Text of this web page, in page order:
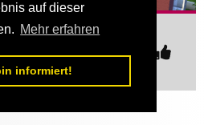
auf dieser
Mehr erfahren
informiert!
si